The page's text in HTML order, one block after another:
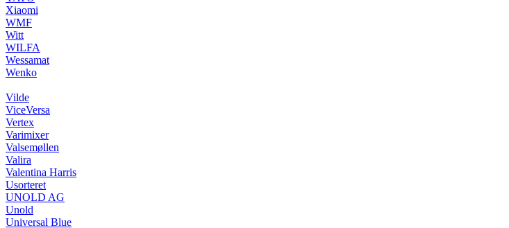
Xiaomi
WMF
Witt
WILFA
Wessamat
Wenko
Vilde
ViceVersa
Vertex
Varimixer
Valsemøllen
Valira
Valentina Harris
Usorteret
UNOLD AG
Unold
Universal Blue